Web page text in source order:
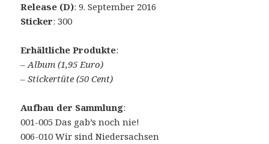
Release (D): 9. September 2016
Sticker: 300
Erhältliche Produkte:
–Album (1,95 Euro)
– Stickertüte (50 Cent)
Aufbau der Sammlung:
001-005 Das gab’s noch nie!
006-010 Wir sind Niedersachsen